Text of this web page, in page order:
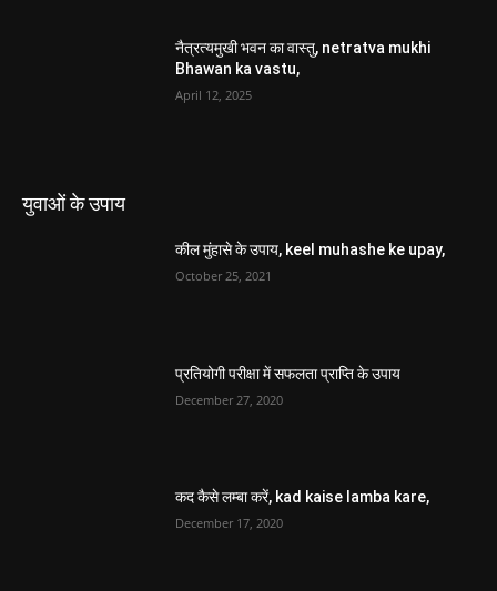
नैत्रत्यमुखी भवन का वास्तु, netratva mukhi
Bhawan ka vastu,
April 12, 2025
युवाओं के उपाय
कील मुंहासे के उपाय, keel muhashe ke upay,
October 25, 2021
प्रतियोगी परीक्षा में सफलता प्राप्ति के उपाय
December 27, 2020
कद कैसे लम्बा करें, kad kaise lamba kare,
December 17, 2020